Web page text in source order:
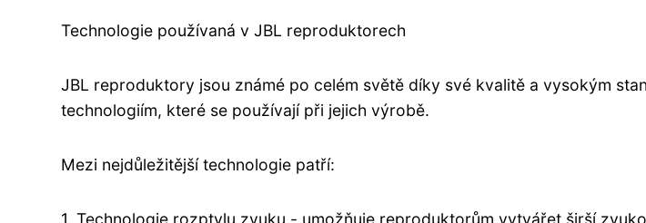
Technologie používaná v JBL reproduktorech
JBL reproduktory jsou známé po celém světě díky své kvalitě a vysokým
technologiím, které se používají při jejich výrobě.
Mezi nejdůležitější technologie patří:
1. Technologie rozptylu zvuku - umožňuje reproduktorům vytvářet širší